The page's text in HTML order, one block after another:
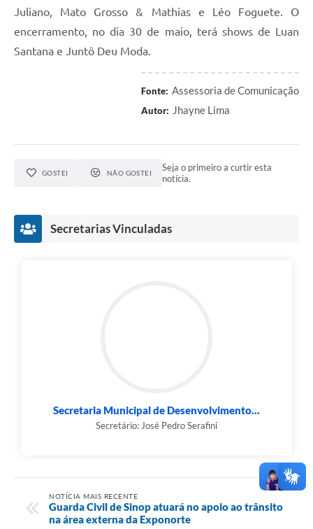
Juliano, Mato Grosso & Mathias e Léo Foguete. O
encerramento, no dia 30 de maio, terá shows de Luan
Santana e Juntô Deu Moda.
Fonte: Assessoria de Comunicação
Autor: Jhayne Lima
GOSTEI NÃO GOSTEI
Seja o primeiro a curtir esta
notícia.
Secretarias Vinculadas
Secretaria Municipal de Desenvolvimento...
Secretário: José Pedro Serafini
NOTÍCIA MAIS RECENTE
Guarda Civil de Sinop atuará no apoio ao trânsito
na área externa da Exponorte